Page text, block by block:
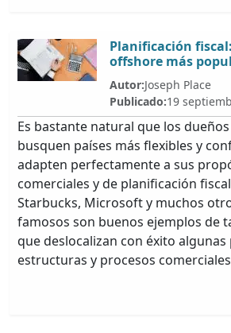
Planificación
offshore más
Autor:Joseph Place
Publicado:19
Es bastante natural que los
busquen países más flexibles y
adapten perfectamente a sus
comerciales y de planificación
Starbucks, Microsoft y muchos
famosos son buenos ejemplos de
que deslocalizan con éxito algunas
estructuras y procesos